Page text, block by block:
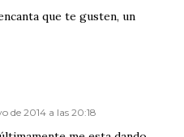
que te gusten, un
de 2014 a las 20:18